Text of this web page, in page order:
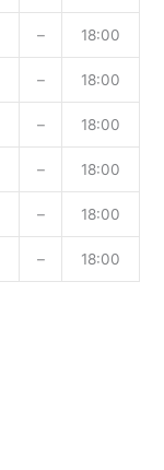
– 18:00
– 18:00
– 18:00
– 18:00
– 18:00
– 18:00